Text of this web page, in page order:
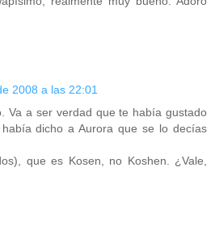
2008 a las 22:01
Va a ser verdad que te había gustado
dicho a Aurora que se lo decías
que es Kosen, no Koshen. ¿Vale,